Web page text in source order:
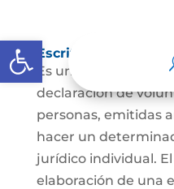
Abrir barra de
Escritura Pública
Es un documento
declaración de
personas, emitidas
hacer un
jurídico individual.
elaboración de una